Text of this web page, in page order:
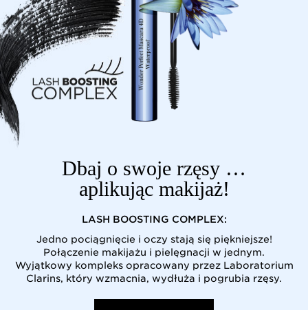
Dbaj o swoje rzęsy …
aplikując makijaż!
LASH BOOSTING COMPLEX:
Jedno pociągnięcie i oczy stają się piękniejsze!
Połączenie makijażu i pielęgnacji w jednym.
Wyjątkowy kompleks opracowany przez Laboratorium
Clarins, który wzmacnia, wydłuża i pogrubia rzęsy.